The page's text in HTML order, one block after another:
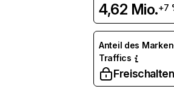
4,62 Mio.+7
Anteil des
Traffics
Freischalten